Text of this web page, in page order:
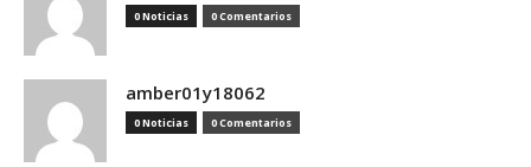
0 Noticias 0 Comentarios
amber01y18062
0 Noticias 0 Comentarios